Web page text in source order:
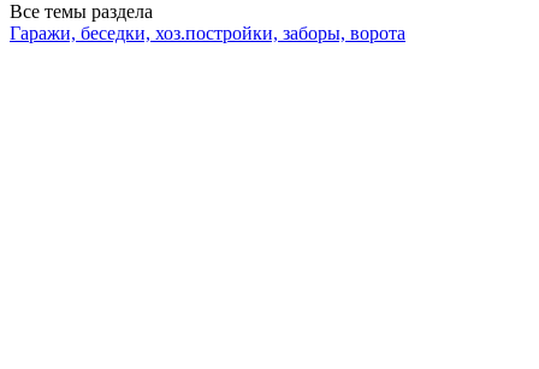
Все темы раздела
Гаражи, беседки, хоз.постройки, заборы, ворота